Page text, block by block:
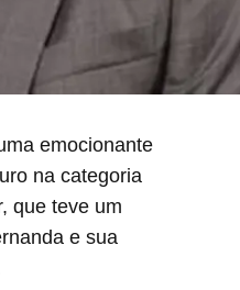
emocionante
na categoria
que teve um
e sua